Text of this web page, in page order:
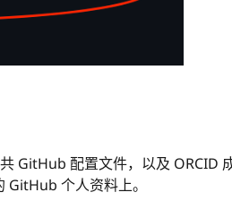
GitHub 配置文件，以及 ORCID
个人资料上。